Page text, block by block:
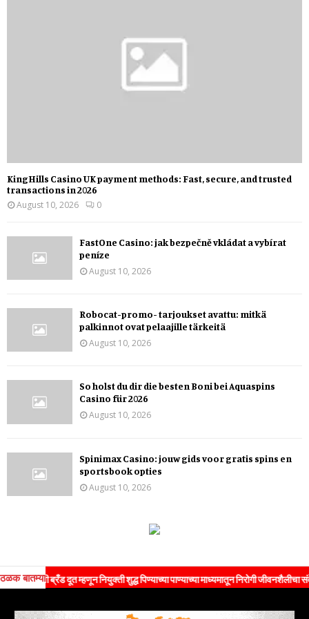
KingHills Casino UK payment methods: Fast, secure, and trusted
transactions in 2026
August 10, 2026
0
FastOne Casino: jak bezpečně vkládat a vybírat
peníze
August 10, 2026
Robocat-promo- tarjoukset avattu: mitkä
palkinnot ovat pelaajille tärkeitä
August 10, 2026
So holst du dir die besten Boni bei Aquaspins
Casino für 2026
August 10, 2026
Spinimax Casino: jouw gids voor gratis spins en
sportsbook opties
August 10, 2026
ठळक बातम्या
ब्रँड दूत म्हणून नियुक्ती शुद्ध पिण्याच्या पाण्याच्या माध्यमातून निरोगी जीवनशैलीचा संदेश